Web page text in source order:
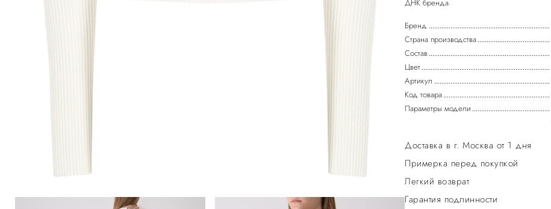
Бренд
Страна производства
Состав
Цвет
Артикул
Код товара
Параметры модели
Доставка в г. Москва от 1 дня
Примерка перед покупкой
Легкий возврат
Гарантия подлинности